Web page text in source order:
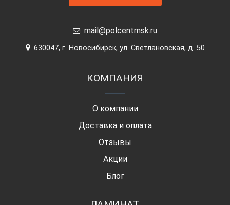
mail@polcentrnsk.ru
630047, г. Новосибирск, ул. Светлановская, д. 50
КОМПАНИЯ
О компании
Доставка и оплата
Отзывы
Акции
Блог